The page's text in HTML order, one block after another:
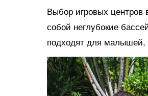
Выбор игровых центров
собой неглубокие
подходят для малышей,